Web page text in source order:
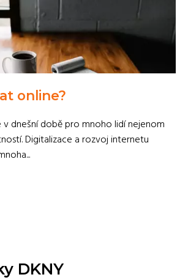
online?
dnešní době pro mnoho lidí nejenom
Digitalizace a rozvoj internetu
DKNY